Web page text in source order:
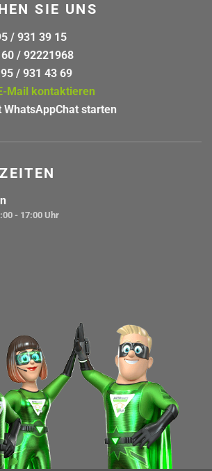
SIE UNS
/ 931 39 15
/ 92221968
/ 931 43 69
Mail kontaktieren
WhatsAppChat starten
- 17:00 Uhr